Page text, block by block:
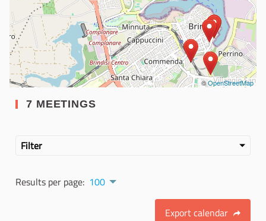
©OpenStreetMap
7 MEETINGS
Filter
Results per page: 100
Export calendar